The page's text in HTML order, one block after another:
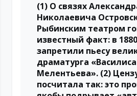
(1) О связях
Николаевича
Рыбинским театром
известный факт: в
запретили пьесу
драматурга «Василиса
Мелентьева». (2)
посчитала так: это